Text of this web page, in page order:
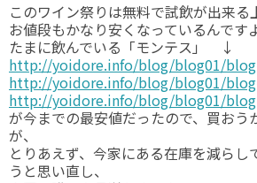
このワイン祭りは無料で試飲が出来る
お値段もかなり安くなっているんです
たまに飲んでいる「モンテス」 ↓
http://yoidore.info/blog/blog01/
http://yoidore.info/blog/blog01/
http://yoidore.info/blog/blog01/
が今までの最安値だったので、買おう
が、
とりあえず、今家にある在庫を減らし
うと思い直し、